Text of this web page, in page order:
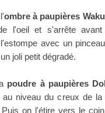
ombre à paupières
l'oeil et s'arrête
avec un
joli petit dégradé.
poudre à paupières
au niveau du creux de la
on l'étire vers le